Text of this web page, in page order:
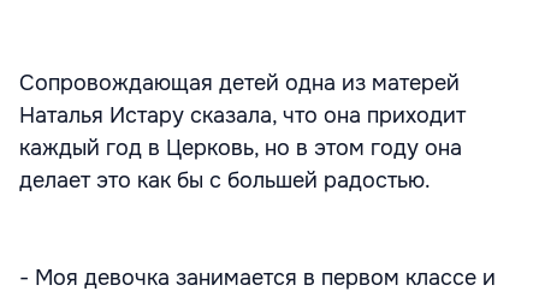
Сопровождающая детей одна из матерей
Наталья Истару сказала, что она приходит
каждый год в Церковь, но в этом году она
делает это как бы с большей радостью.
- Моя девочка занимается в первом классе и